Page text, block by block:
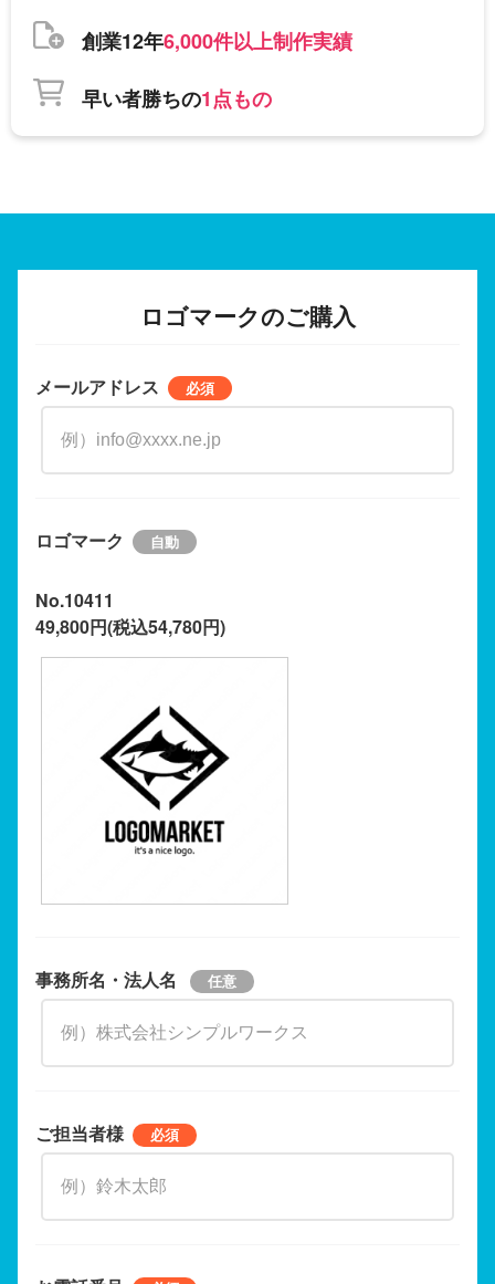
創業12年6,000件以上制作実績
早い者勝ちの1点もの
ロゴマークのご購入
メールアドレス
ロゴマーク
No.10411
49,800円(税込54,780円)
事務所名・法人名
ご担当者様